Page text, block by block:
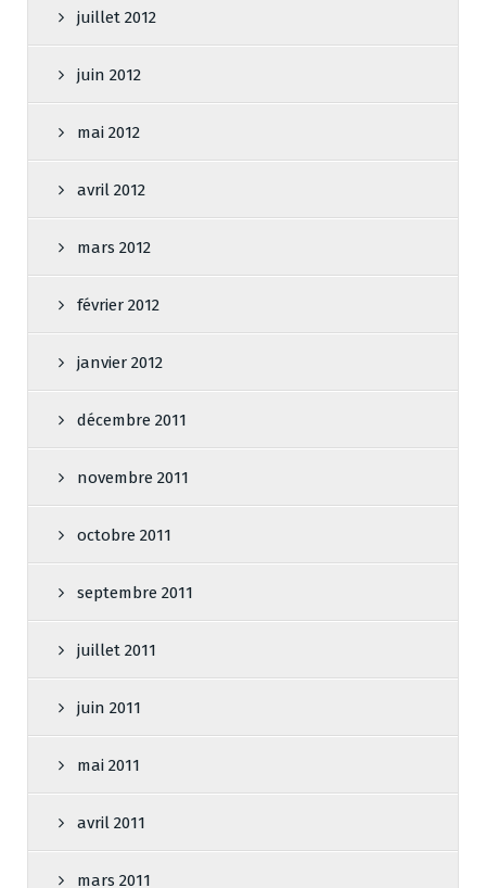
juillet 2012
juin 2012
mai 2012
avril 2012
mars 2012
février 2012
janvier 2012
décembre 2011
novembre 2011
octobre 2011
septembre 2011
juillet 2011
juin 2011
mai 2011
avril 2011
mars 2011